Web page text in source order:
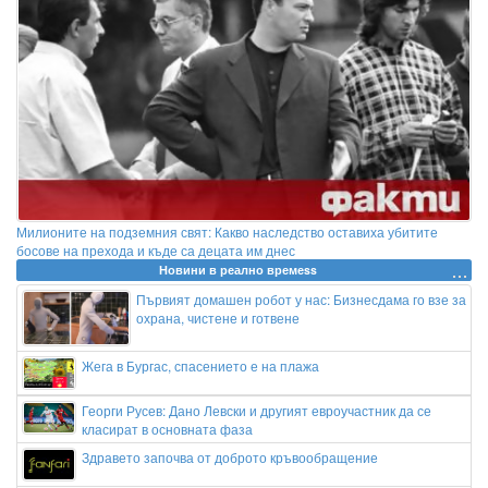
Милионите на подземния свят: Какво наследство оставиха убитите
босове на прехода и къде са децата им днес
Новини в реално времеss
Първият домашен робот у нас: Бизнесдама го взе за
охрана, чистене и готвене
Жега в Бургас, спасението е на плажа
Георги Русев: Дано Левски и другият евроучастник да се
класират в основната фаза
Здравето започва от доброто кръвообращение